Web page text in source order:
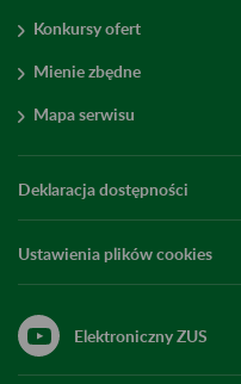
Konkursy ofert
Mienie zbędne
Mapa serwisu
Deklaracja dostępności
Ustawienia plików cookies
Elektroniczny ZUS